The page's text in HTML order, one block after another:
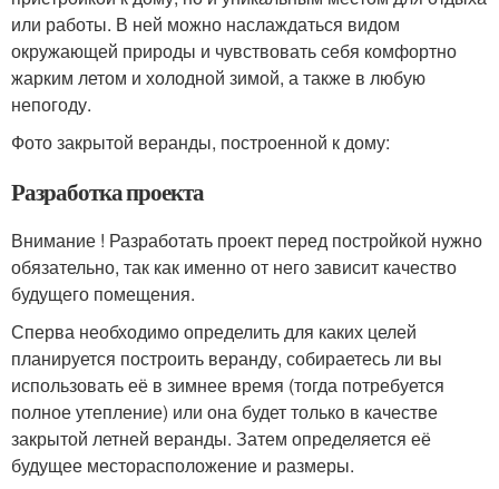
или работы. В ней можно наслаждаться видом
окружающей природы и чувствовать себя комфортно
жарким летом и холодной зимой, а также в любую
непогоду.
Фото закрытой веранды, построенной к дому:
Разработка проекта
Внимание ! Разработать проект перед постройкой нужно
обязательно, так как именно от него зависит качество
будущего помещения.
Сперва необходимо определить для каких целей
планируется построить веранду, собираетесь ли вы
использовать её в зимнее время (тогда потребуется
полное утепление) или она будет только в качестве
закрытой летней веранды. Затем определяется её
будущее месторасположение и размеры.